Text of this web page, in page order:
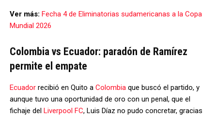
Ver más: Fecha 4 de Eliminatorias sudamericanas a la Copa
Mundial 2026
Colombia vs Ecuador: paradón de Ramírez
permite el empate
Ecuador recibió en Quito a Colombia que buscó el partido, y
aunque tuvo una oportunidad de oro con un penal, que el
fichaje del Liverpool FC, Luis Díaz no pudo concretar, gracias